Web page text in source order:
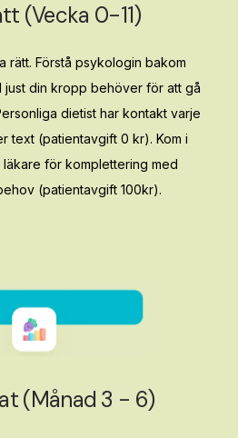
(vecka 0-11)
rätt. Förstå psykologin bakom
just din kropp behöver för att gå
dietist har kontakt varje
text (patientavgift 0 kr). Kom i
läkare för komplettering med
(patientavgift 100kr).
(månad 3 - 6)